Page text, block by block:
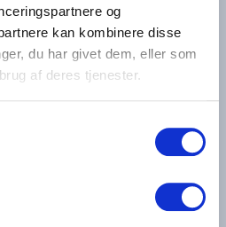
og
kan kombinere disse
du har givet dem, eller som
af deres tjenester.
Fra8.995,-
ved Alcúdia-bugten-
en fredelig ferieby...
Dec